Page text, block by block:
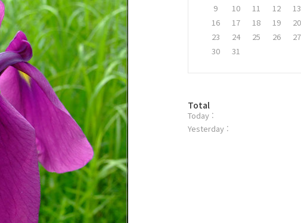
9
10 11 12 13
16
17 18 19 20
23
24 25 26 27
30
31
방
문
자
Total
Today :
Yesterday :